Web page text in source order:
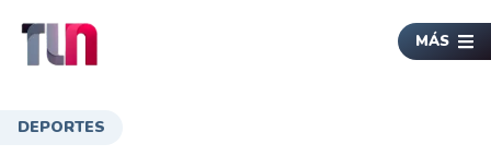
MÁS
DEPORTES